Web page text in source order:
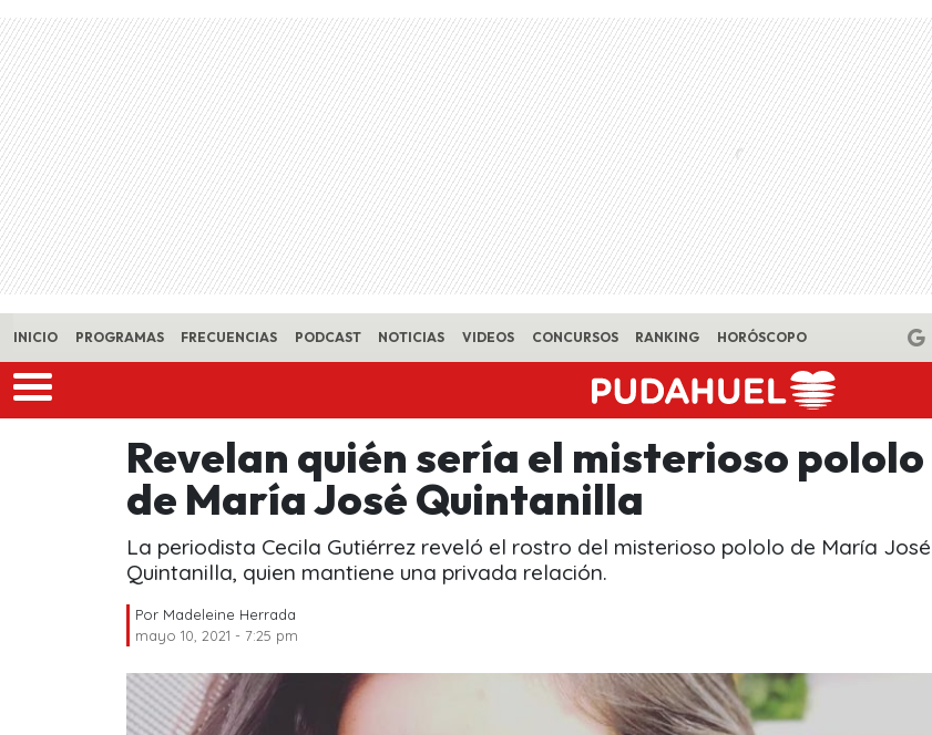
Skip to main content
INICIO PROGRAMAS FRECUENCIAS PODCAST NOTICIAS VIDEOS CONCURSOS RANKING HORÓSCOPO
Revelan quién sería el misterioso pololo
de María José Quintanilla
La periodista Cecila Gutiérrez reveló el rostro del misterioso pololo de María José
Quintanilla, quien mantiene una privada relación.
Por Madeleine Herrada
mayo 10, 2021 - 7:25 pm